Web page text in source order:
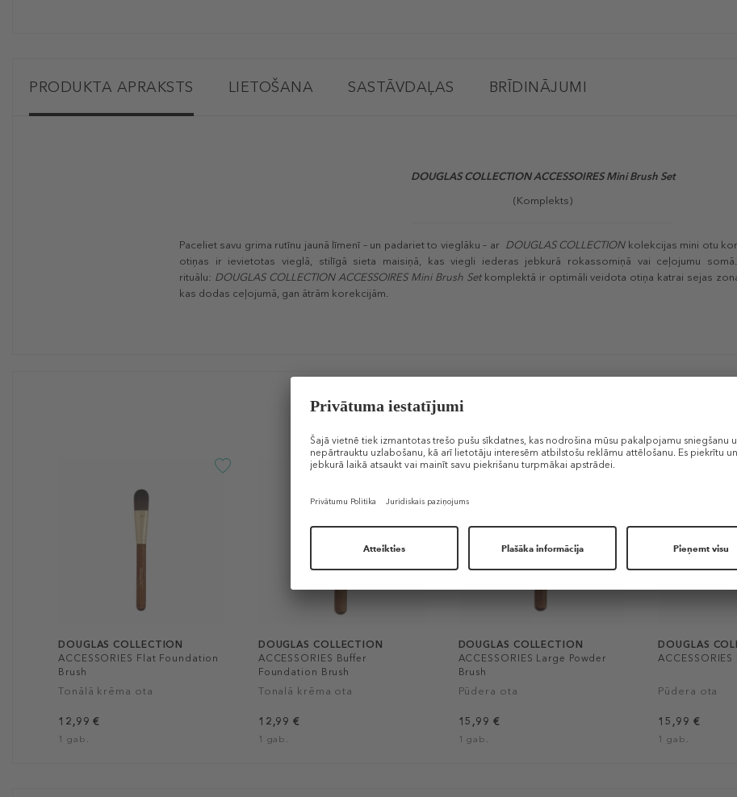
PRODUKTA APRAKSTS LIETOŠANA SASTĀVDAĻAS BRĪDINĀJUMI
DOUGLAS COLLECTION ACCESSOIRES Mini Brush Set
(Komplekts)
Paceliet savu grima rutīnu jaunā līmenī – un padariet to vieglāku – ar DOUGLAS COLLECTIONkolekcijas mini otu
otiņas ir ievietotas vieglā, stilīgā sieta maisiņā, kas viegli iederas jebkurā rokassomiņā vai ceļojumu
rituālu: DOUGLAS COLLECTION ACCESSOIRES Mini Brush Set komplektā ir optimāli veidota otiņa katrai sejas
kas dodas ceļojumā, gan ātrām korekcijām.
Līdzīgi produkti
DOUGLAS COLLECTION
ACCESSORIES Flat Foundation
Brush
Tonālā krēma ota
12,99 €
1 gab.
DOUGLAS COLLECTION
ACCESSORIES Buffer
Foundation Brush
Tonalā krēma ota
12,99 €
1 gab.
DOUGLAS COLLECTION
ACCESSORIES Large Powder
Brush
Pūdera ota
15,99 €
1 gab.
DOUGLAS
Pūdera ota
15,99 €
1 gab.